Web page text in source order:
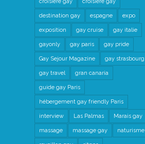
croisiere gay croisière gay
destination gay espagne expo
exposition gay cruise gay italie
gayonly gay paris gay pride
Gay Sejour Magazine gay strasbourg
gay travel gran canaria
guide gay Paris
hébergement gay friendly Paris
interview Las Palmas Marais gay
massage massage gay naturisme